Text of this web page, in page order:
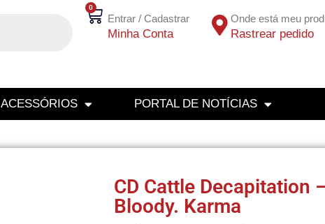
0
Entrar / Cadastrar
Minha Conta
Onde está meu
Rastrear pedido
ACESSÓRIOS PORTAL DE NOTÍCIAS
CD Cattle Decapitation
Bloody. Karma